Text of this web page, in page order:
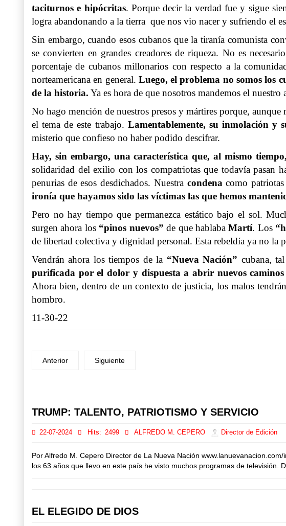
taciturnos e hipócritas. Porque decir la verdad fue y sigue
logra abandonando a la tierra que nos vio nacer y sufriendo el
Sin embargo, cuando esos cubanos que la tiranía comunista
se convierten en grandes creadores de riqueza. No es
porcentaje de cubanos millonarios con respecto a la
norteamericana en general. Luego, el problema no somos los
de la historia. Ya es hora de que nosotros mandemos el
No hago mención de nuestros presos y mártires porque,
el tema de este trabajo. Lamentablemente, su inmolación y
misterio que confieso no haber podido descifrar.
Hay, sin embargo, una característica que, al mismo
solidaridad del exilio con los compatriotas que todavía pasan
penurias de esos desdichados. Nuestra condena como
ironía que hayamos sido las víctimas las que hemos
Pero no hay tiempo que permanezca estático bajo el sol.
surgen ahora los “pinos nuevos” de que hablabaMartí. Los
de libertad colectiva y dignidad personal. Esta rebeldía ya no
Vendrán ahora los tiempos de la “Nueva Nación” cubana,
purificada por el dolor y dispuesta a abrir nuevos
Ahora bien, dentro de un contexto de justicia, los malos
hombro.
11-30-22
Anterior Siguiente
TRUMP: TALENTO, PATRIOTISMO Y SERVICIO
22-07-2024 Hits: 2499 ALFREDO M. CEPERO Director de Edición
Por Alfredo M. Cepero Director de La Nueva Nación
los 63 años que llevo en este país he visto muchos programas de televisión.
EL ELEGIDO DE DIOS